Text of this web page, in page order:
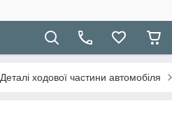
Деталі ходової частини автомобіля